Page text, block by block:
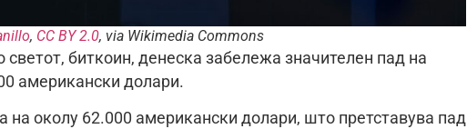
, CC BY 2.0, via Wikimedia Commons
светот, биткоин, денеска забележа значителен пад на
американски долари.
на околу 62.000 американски долари, што претставува пад